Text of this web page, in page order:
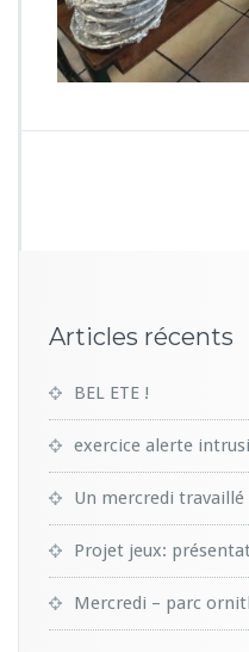
Articles récents
BEL ETE !
exercice alerte
Un mercredi travaillé
Projet jeux:
Mercredi – parc